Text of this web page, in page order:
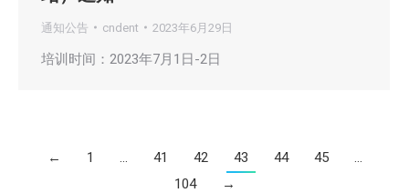
通知公告 cndent 2023年6月29日
培训时间：2023年7月1日-2日
← 1 … 41 42 43 44 45
…
104
→